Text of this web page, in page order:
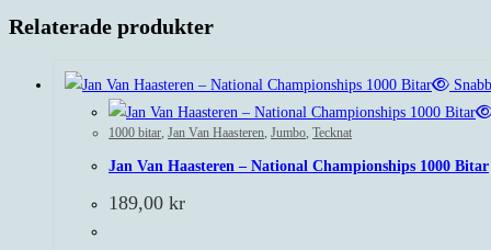
Relaterade produkter
1000 bitar, Jan Van Haasteren, Jumbo, Tecknat
Jan Van Haasteren – National Championships 1000 Bitar
189,00 kr